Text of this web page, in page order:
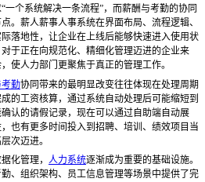
“一个系统解决一条流程”，而薪酬与考勤的协同
。薪人薪事人事系统在界面布局、流程逻辑、
落地性，让企业在上线后能够快速进入使用状
于正在向规范化、精细化管理迈进的企业来
使人力部门更聚焦于真正的管理工作。
勤协同带来的最明显改变往往体现在处理周期
的工资核算，通过系统自动处理后可能缩短到
认的请假记录，现在可以通过自助端自动展
也有更多时间投入到招聘、培训、绩效项目当
次迈进。
化管理， 人力系统逐渐成为重要的基础设施。
、组织架构、员工信息管理等场景中提供了完